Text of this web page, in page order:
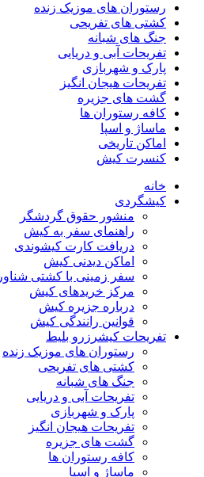
رستوران های موزیک زنده
کشتی های تفریحی
جنگ های شبانه
تفریحات آبی و دریایی
پارک و شهربازی
تفریحات هیجان انگیز
گشت های جزیره
کافه رستوران ها
ماساژ و اسپا
اماکن تاریخی
کنسرت کیش
خانه
کیشگردی
منشور حقوق گردشگر
راهنمای سفر به کیش
دریافت کارت کیشوندی
اماکن دیدنی کیش
سفر زمینی با کشتی شناور
مرکز خریدهای کیش
درباره جزیره کیش
قوانین رانندگی کیش
تفریحات کیشرزرو بلیط
رستوران های موزیک زنده
کشتی های تفریحی
جنگ های شبانه
تفریحات آبی و دریایی
پارک و شهربازی
تفریحات هیجان انگیز
گشت های جزیره
کافه رستوران ها
ماساژ و اسپا